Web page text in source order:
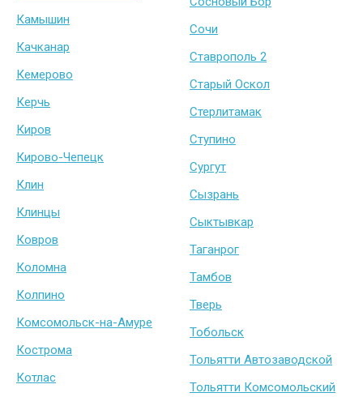
Камышин
Качканар
Кемерово
Керчь
Киров
Кирово-Чепецк
Клин
Клинцы
Ковров
Коломна
Колпино
Комсомольск-на-Амуре
Кострома
Котлас
Сочи
Ставрополь 2
Старый Оскол
Стерлитамак
Ступино
Сургут
Сызрань
Сыктывкар
Таганрог
Тамбов
Тверь
Тобольск
Тольятти Автозаводской
Тольятти Комсомольский